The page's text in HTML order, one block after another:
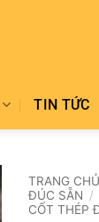
TIN TỨC
TRANG CHỦ
ĐÚC SẴN /
CỐT THÉP